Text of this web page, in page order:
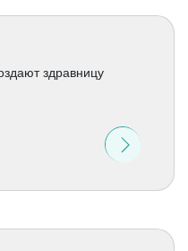
здравницу